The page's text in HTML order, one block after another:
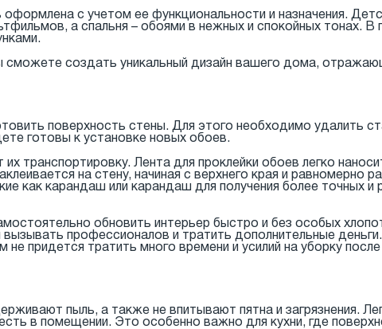
с учетом ее функциональности и назначения.
а спальня – обоями в нежных и спокойных тонах.
сможете создать уникальный дизайн вашего дома,
поверхность стены. Для этого необходимо удалить
готовы к установке новых обоев.
транспортировку. Лента для проклейки обоев легко
на стену, начиная с верхнего края и равномерно
как карандаш или карандаш для получения более точных и
обновить интерьер быстро и без особых
профессионалов и тратить дополнительные
придется тратить много времени и усилий на уборку
пыль, а также не впитывают пятна и загрязнения.
в помещении. Это особенно важно для кухни, где